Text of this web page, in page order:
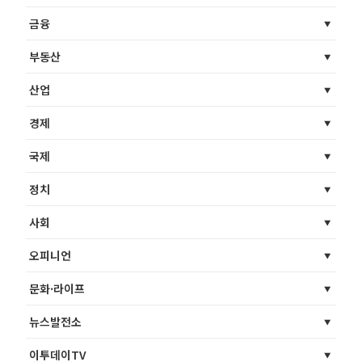
금융
부동산
산업
경제
국제
정치
사회
오피니언
문화·라이프
뉴스발전소
이투데이TV